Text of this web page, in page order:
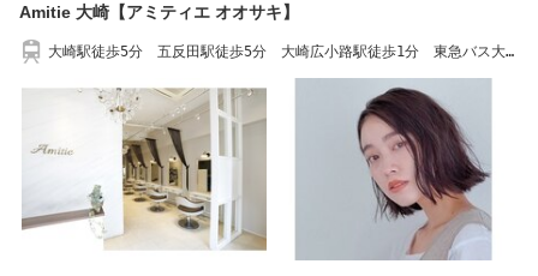
Amitie 大崎【アミティエ オオサキ】
大崎駅徒歩5分 五反田駅徒歩5分 大崎広小路駅徒歩1分 東急バス大